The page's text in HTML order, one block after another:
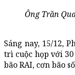
Ông Trần
Sáng nay, 15/12,
trì cuộc họp với
bão RAI, cơn bão